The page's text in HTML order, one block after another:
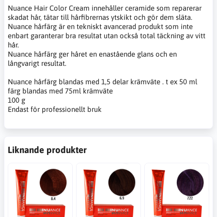
Nuance Hair Color Cream innehåller ceramide som reparerar
skadat hår, tätar till hårfibrernas ytskikt och gör dem släta.
Nuance hårfärg är en tekniskt avancerad produkt som inte
enbart garanterar bra resultat utan också total täckning av vitt
hår.
Nuance hårfärg ger håret en enastående glans och en
långvarigt resultat.
Nuance hårfärg blandas med 1,5 delar krämväte . t ex 50 ml
färg blandas med 75ml krämväte
100 g
Endast för professionellt bruk
Liknande produkter